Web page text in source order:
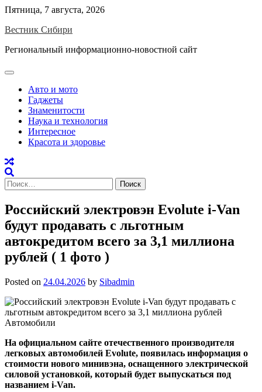
Skip
content
Пятница, 7 августа, 2026
Вестник Сибири
Региональный информационно-новостной сайт
Авто и мото
Гаджеты
Знаменитости
Наука и технология
Интересное
Красота и здоровье
Найти:
Российский электровэн Evolute i-Van
будут продавать с льготным
автокредитом всего за 3,1 миллиона
рублей ( 1 фото )
Posted on 24.04.2026 by Sibadmin
На официальном сайте отечественного производителя
легковых автомобилей Evolute, появилась информация о
стоимости нового минивэна, оснащенного электрической
силовой установкой, который будет выпускаться под
названием i-Van.